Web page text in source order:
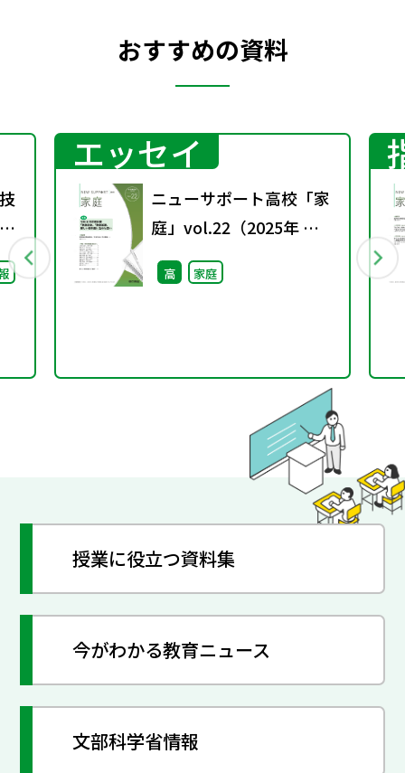
おすすめの資料
エッセイ
ニューサポート高校「家
庭」vol.22（2025年 春
号）
高 家庭
授業に役立つ資料集
今がわかる教育ニュース
文部科学省情報